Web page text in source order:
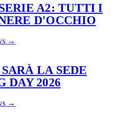
A2: TUTTI I
D'OCCHIO
→
LA SEDE
DAY 2026
→